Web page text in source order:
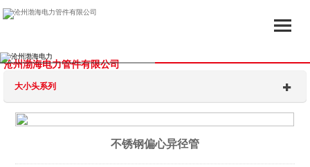
沧州渤海电力管件有限公司
大小头系列
不锈钢偏心异径管